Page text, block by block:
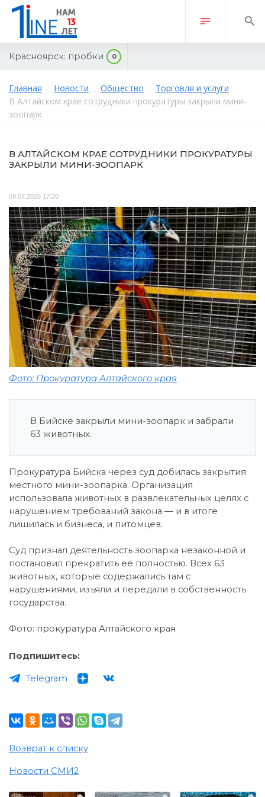
Красноярск: пробки 0
Главная Новости Общество
Торговля и услуги
В Алтайском крае сотрудники прокуратуры закрыли мини-
зоопарк
В АЛТАЙСКОМ КРАЕ СОТРУДНИКИ ПРОКУРАТУРЫ
ЗАКРЫЛИ МИНИ-ЗООПАРК
09.07.2026 17:20
Фото: Прокуратура Алтайского края
В Бийске закрыли мини-зоопарк и забрали
63 животных.
Прокуратура Бийска через суд добилась закрытия
местного мини-зоопарка. Организация
использовала животных в развлекательных целях с
нарушением требований закона — и в итоге
лишилась и бизнеса, и питомцев.
Суд признал деятельность зоопарка незаконной и
постановил прекратить её полностью. Всех 63
животных, которые содержались там с
нарушениями, изъяли и передали в собственность
государства.
Фото: прокуратура Алтайского края
Подпишитесь:
Telegram
Возврат к списку
Новости СМИ2